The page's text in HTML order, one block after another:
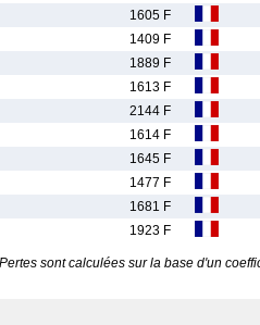
1605 F
1409 F
1889 F
1613 F
2144 F
1614 F
1645 F
1477 F
1681 F
1923 F
sont calculées sur la base d'un